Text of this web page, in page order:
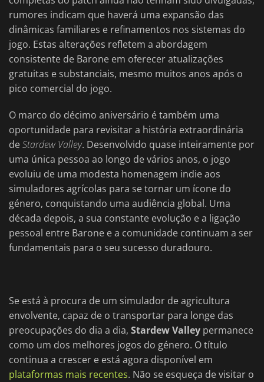
rumores indicam que haverá uma expansão das
dinâmicas familiares e refinamentos nos sistemas do
jogo. Estas alterações refletem a abordagem
consistente de Barone em oferecer atualizações
gratuitas e substanciais, mesmo muitos anos após o
pico comercial do jogo.
O marco do décimo aniversário é também uma
oportunidade para revisitar a história extraordinária
deStardew Valley. Desenvolvido quase inteiramente por
uma única pessoa ao longo de vários anos, o jogo
evoluiu de uma modesta homenagem indie aos
simuladores agrícolas para se tornar um ícone do
género, conquistando uma audiência global. Uma
década depois, a sua constante evolução e a ligação
pessoal entre Barone e a comunidade continuam a ser
fundamentais para o seu sucesso duradouro.
Se está à procura de um simulador de agricultura
envolvente, capaz de o transportar para longe das
preocupações do dia a dia, Stardew Valley permanece
como um dos melhores jogos do género. O título
continua a crescer e está agora disponível em
plataformas mais recentes. Não se esqueça de visitar o